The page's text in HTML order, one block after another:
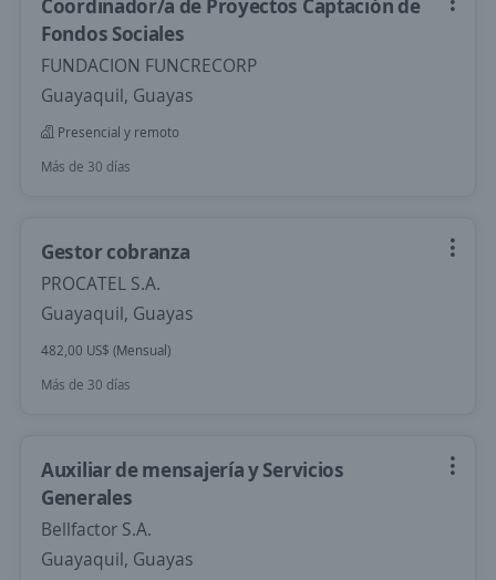
Coordinador/a de Proyectos Captación de
Fondos Sociales
FUNDACION FUNCRECORP
Guayaquil, Guayas
Presencial y remoto
Más de 30 días
Gestor cobranza
PROCATEL S.A.
Guayaquil, Guayas
482,00 US$ (Mensual)
Más de 30 días
Auxiliar de mensajería y Servicios
Generales
Bellfactor S.A.
Guayaquil, Guayas